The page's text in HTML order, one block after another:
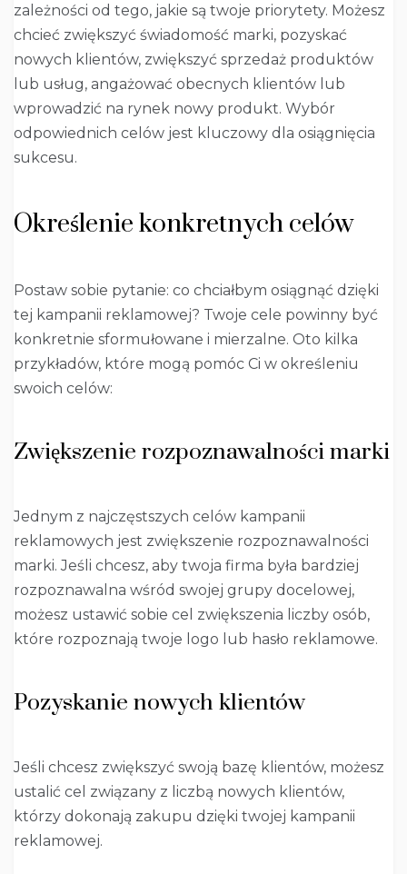
zależności od tego, jakie są twoje priorytety. Możesz
chcieć zwiększyć świadomość marki, pozyskać
nowych klientów, zwiększyć sprzedaż produktów
lub usług, angażować obecnych klientów lub
wprowadzić na rynek nowy produkt. Wybór
odpowiednich celów jest kluczowy dla osiągnięcia
sukcesu.
Określenie konkretnych celów
Postaw sobie pytanie: co chciałbym osiągnąć dzięki
tej kampanii reklamowej? Twoje cele powinny być
konkretnie sformułowane i mierzalne. Oto kilka
przykładów, które mogą pomóc Ci w określeniu
swoich celów:
Zwiększenie rozpoznawalności marki
Jednym z najczęstszych celów kampanii
reklamowych jest zwiększenie rozpoznawalności
marki. Jeśli chcesz, aby twoja firma była bardziej
rozpoznawalna wśród swojej grupy docelowej,
możesz ustawić sobie cel zwiększenia liczby osób,
które rozpoznają twoje logo lub hasło reklamowe.
Pozyskanie nowych klientów
Jeśli chcesz zwiększyć swoją bazę klientów, możesz
ustalić cel związany z liczbą nowych klientów,
którzy dokonają zakupu dzięki twojej kampanii
reklamowej.